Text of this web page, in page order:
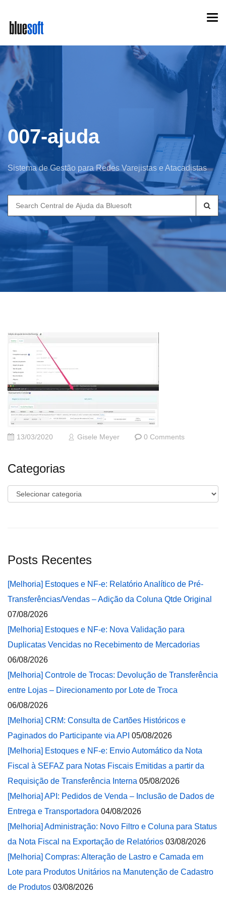
main
content
007-ajuda
Sistema de Gestão para Redes Varejistas e Atacadistas
Search
for:
13/03/2020 Gisele Meyer 0 Comments
Categorias
Categorias
Posts Recentes
[Melhoria] Estoques e NF-e: Relatório Analítico de Pré-
Transferências/Vendas – Adição da Coluna Qtde Original
07/08/2026
[Melhoria] Estoques e NF-e: Nova Validação para
Duplicatas Vencidas no Recebimento de Mercadorias
06/08/2026
[Melhoria] Controle de Trocas: Devolução de Transferência
entre Lojas – Direcionamento por Lote de Troca
06/08/2026
[Melhoria] CRM: Consulta de Cartões Históricos e
Paginados do Participante via API 05/08/2026
[Melhoria] Estoques e NF-e: Envio Automático da Nota
Fiscal à SEFAZ para Notas Fiscais Emitidas a partir da
Requisição de Transferência Interna 05/08/2026
[Melhoria] API: Pedidos de Venda – Inclusão de Dados de
Entrega e Transportadora 04/08/2026
[Melhoria] Administração: Novo Filtro e Coluna para Status
da Nota Fiscal na Exportação de Relatórios 03/08/2026
[Melhoria] Compras: Alteração de Lastro e Camada em
Lote para Produtos Unitários na Manutenção de Cadastro
de Produtos 03/08/2026